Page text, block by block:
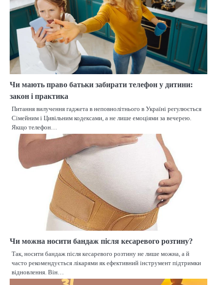
Чи мають право батьки забирати телефон у дитини:
закон і практика
Питання вилучення гаджета в неповнолітнього в Україні регулюється
Сімейним і Цивільним кодексами, а не лише емоціями за вечерею.
Якщо телефон…
Чи можна носити бандаж після кесаревого розтину?
Так, носити бандаж після кесаревого розтину не лише можна, а й
часто рекомендується лікарями як ефективний інструмент підтримки
відновлення. Він…